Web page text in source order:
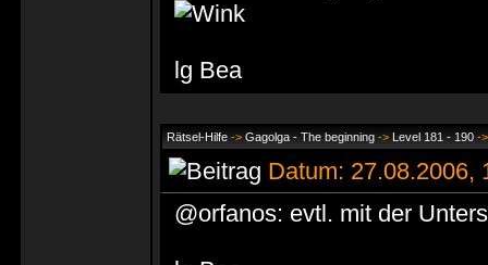
lg Bea
Rätsel-Hilfe -> Gagolga - The beginning -> Level 181 - 190 -
Datum:
@orfanos: evtl. mit der